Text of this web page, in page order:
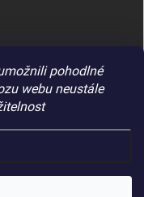
pohodlné
webu neustále
práva vyhrazena.